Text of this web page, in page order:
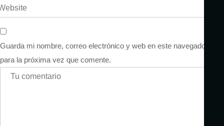
Guarda mi nombre, correo electrónico y web en este navegador
para la próxima vez que comente.